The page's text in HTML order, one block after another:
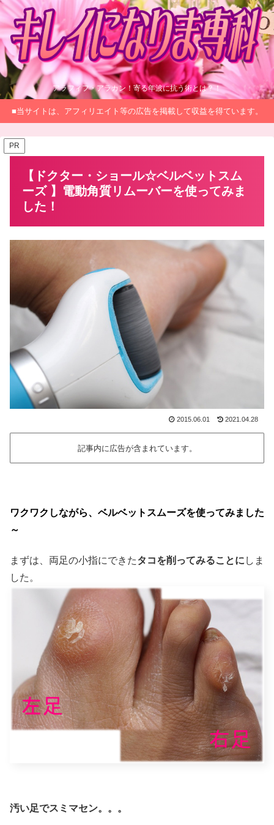
アラフィフ・アラカン！寄る年波に抗う術とは？！
■当サイトは、アフィリエイト等の広告を掲載して収益を得ています。
PR
【ドクター・ショール☆ベルベットスム
ーズ 】電動角質リムーバーを使ってみま
した！
2015.06.01 2021.04.28
記事内に広告が含まれています。
ワクワクしながら、ベルベットスムーズを使ってみました
～
まずは、両足の小指にできたタコを削ってみることに しま
した。
汚い足でスミマセン。。。